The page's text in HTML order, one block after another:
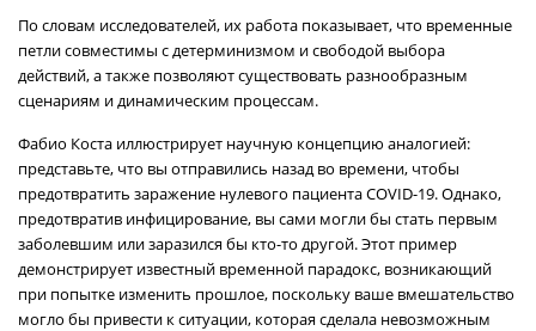
По словам исследователей, их работа показывает, что временные
петли совместимы с детерминизмом и свободой выбора
действий, а также позволяют существовать разнообразным
сценариям и динамическим процессам.
Фабио Коста иллюстрирует научную концепцию аналогией:
представьте, что вы отправились назад во времени, чтобы
предотвратить заражение нулевого пациента COVID-19. Однако,
предотвратив инфицирование, вы сами могли бы стать первым
заболевшим или заразился бы кто-то другой. Этот пример
демонстрирует известный временной парадокс, возникающий
при попытке изменить прошлое, поскольку ваше вмешательство
могло бы привести к ситуации, которая сделала невозможным